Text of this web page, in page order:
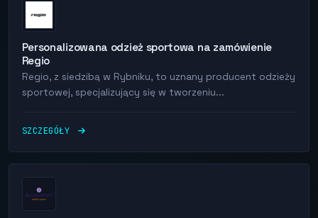
Personalizowana odzież sportowa na zamówienie
Regio
Regio, z siedzibą w Rybniku, to uznany producent odzieży
sportowej, specjalizujący się w tworzeniu...
SZCZEGÓŁY